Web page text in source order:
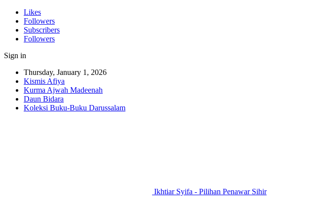
Likes
Followers
Subscribers
Followers
Sign in
Thursday, January 1, 2026
Kismis Afiya
Kurma Ajwah Madeenah
Daun Bidara
Koleksi Buku-Buku Darussalam
Ikhtiar Syifa - Pilihan Penawar Sihir